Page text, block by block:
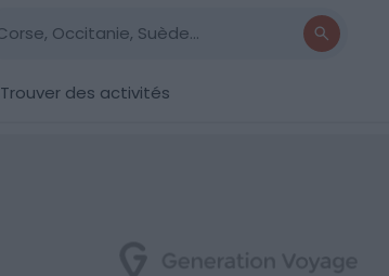
Trouver des activités